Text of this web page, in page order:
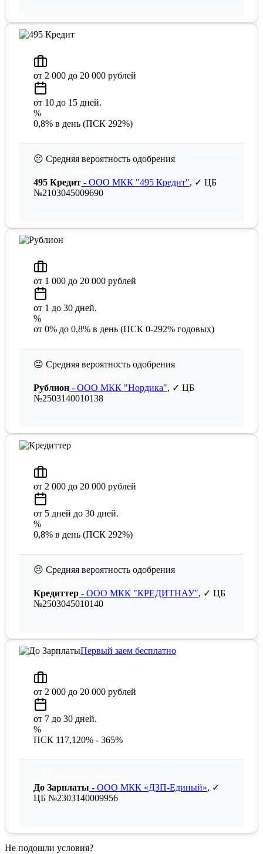
от 2 000 до 20 000 рублей
от 10 до 15 дней.
%
0,8% в день (ПСК 292%)
😐 Средняя вероятность одобрения
495 Кредит - ООО МКК "495 Кредит", ✓ ЦБ
№2103045009690
от 1 000 до 20 000 рублей
от 1 до 30 дней.
%
от 0% до 0,8% в день (ПСК 0-292% годовых)
😐 Средняя вероятность одобрения
Рублион - ООО МКК "Нордика", ✓ ЦБ
№2503140010138
от 2 000 до 20 000 рублей
от 5 дней до 30 дней.
%
0,8% в день (ПСК 292%)
😐 Средняя вероятность одобрения
Кредиттер - ООО МКК "КРЕДИТНАУ", ✓ ЦБ
№2503045010140
Первый заем бесплатно
от 2 000 до 20 000 рублей
от 7 до 30 дней.
%
ПСК 117,120% - 365%
До Зарплаты - ООО МКК «ДЗП-Единый», ✓
ЦБ №2303140009956
Не подошли условия?